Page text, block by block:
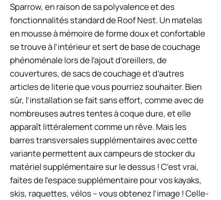
Sparrow, en raison de sa polyvalence et des
fonctionnalités standard de Roof Nest. Un matelas
en mousse à mémoire de forme doux et confortable
se trouve à l’intérieur et sert de base de couchage
phénoménale lors de l’ajout d’oreillers, de
couvertures, de sacs de couchage et d’autres
articles de literie que vous pourriez souhaiter. Bien
sûr, l’installation se fait sans effort, comme avec de
nombreuses autres tentes à coque dure, et elle
apparaît littéralement comme un rêve. Mais les
barres transversales supplémentaires avec cette
variante permettent aux campeurs de stocker du
matériel supplémentaire sur le dessus ! C’est vrai,
faites de l’espace supplémentaire pour vos kayaks,
skis, raquettes, vélos – vous obtenez l’image ! Celle-